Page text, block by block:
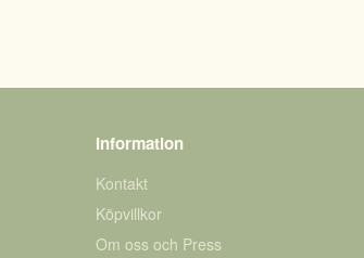
Information
Kontakt
Köpvillkor
Om oss och Press